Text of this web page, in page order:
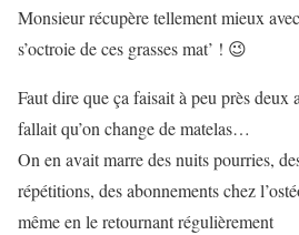
Monsieur récupère tellement mieux
s’octroie de ces grasses mat’ ! 😉
Faut dire que ça faisait à peu près deux
fallait qu’on change de matelas…
On en avait marre des nuits pourries,
répétitions, des abonnements chez
même en le retournant régulièrement